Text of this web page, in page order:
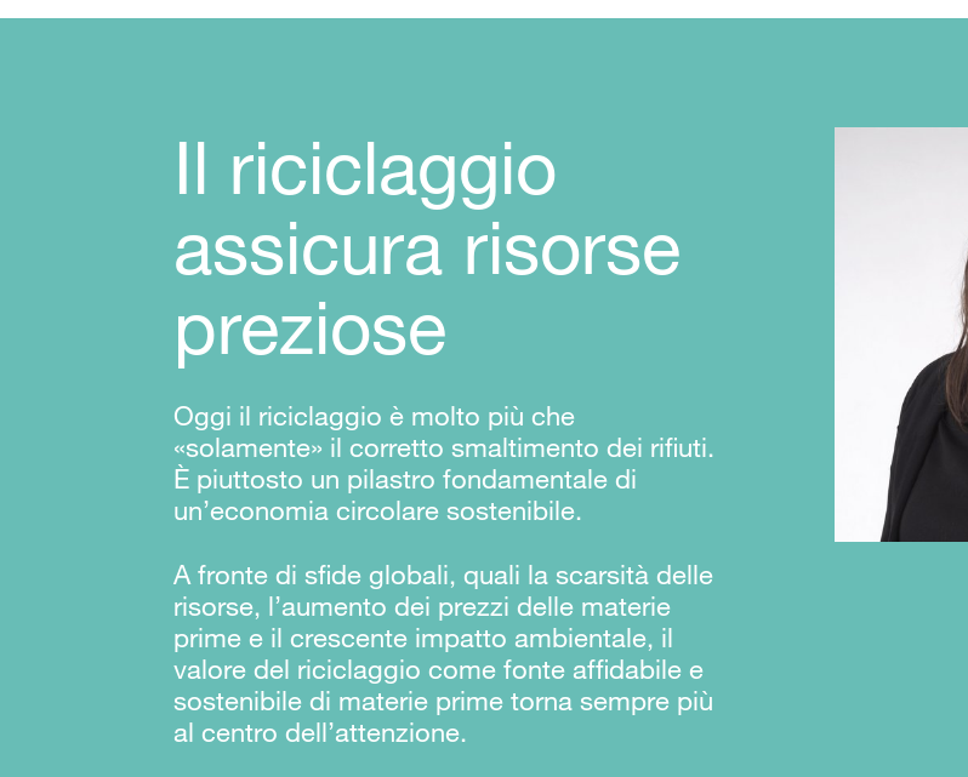
Il riciclaggio
assicura risorse
preziose
Oggi il riciclaggio è molto più che
«solamente» il corretto smaltimento dei rifiuti.
È piuttosto un pilastro fondamentale di
un’economia circolare sostenibile.
A fronte di sfide globali, quali la scarsità delle
risorse, l’aumento dei prezzi delle materie
prime e il crescente impatto ambientale, il
valore del riciclaggio come fonte affidabile e
sostenibile di materie prime torna sempre più
al centro dell’attenzione.